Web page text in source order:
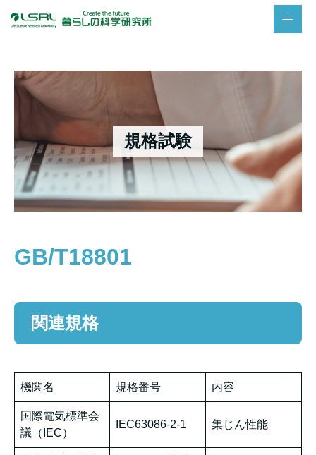
規格試験
GB/T18801
関連規格
機関名 規格番号 内容
国際電気標準会
議（IEC）
IEC63086-2-1 集じん性能